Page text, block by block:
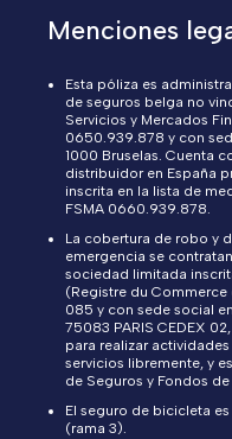
Menciones
Esta póliza es
de seguros belga no
Servicios y Mercados
0650.939.878 y con
1000 Bruselas. Cuenta
distribuidor en España
inscrita en la lista de
FSMA 0660.939.878.
La cobertura de robo y
emergencia se
sociedad limitada
(Registre du Commerce
085 y con sede social
75083 PARIS CEDEX
para realizar
servicios libremente, y
de Seguros y Fondos
El seguro de bicicleta
(rama 3).